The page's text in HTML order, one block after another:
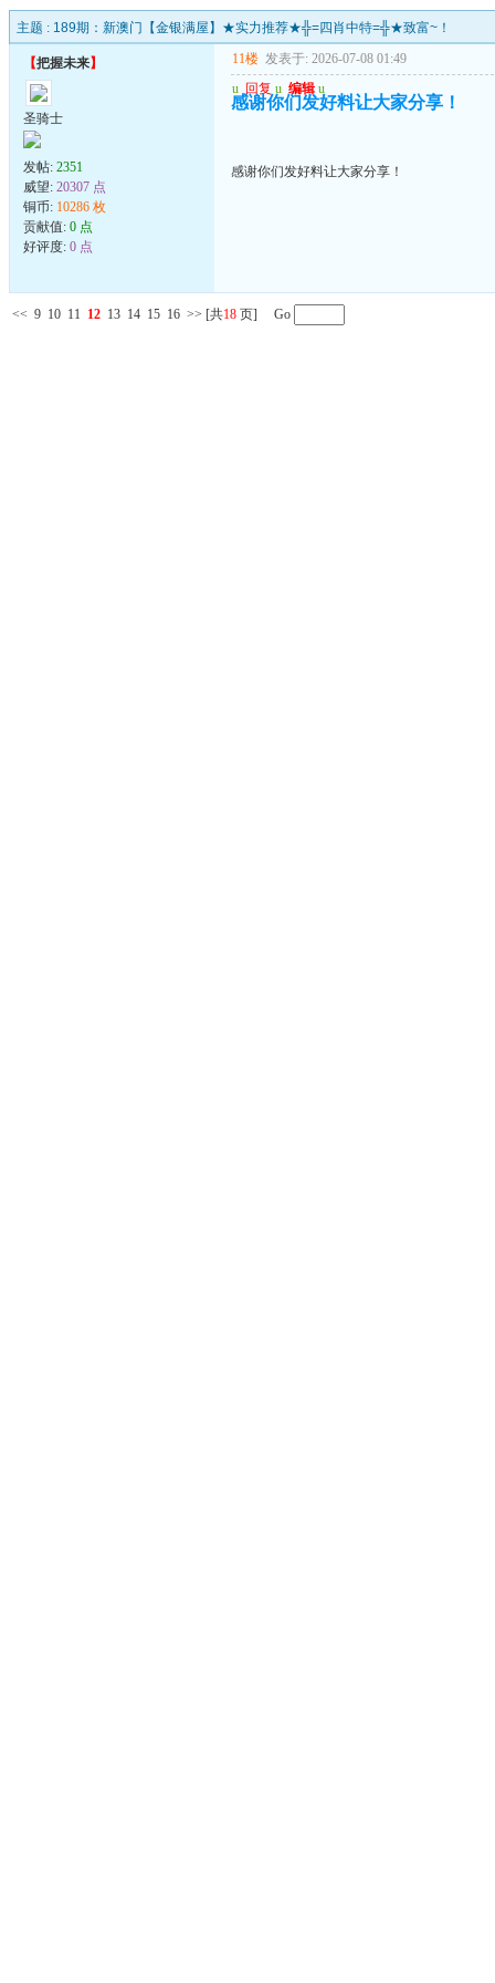
主题 : 189期：新澳门【金银满屋】★实力推荐★╬=四肖中特=╬★致富~！
【把握未来】
圣骑士
发帖: 2351
威望: 20307 点
铜币: 10286 枚
贡献值: 0 点
好评度: 0 点
11楼 发表于: 2026-07-08 01:49
u 回复 u 编辑 u
感谢你们发好料让大家分享！
感谢你们发好料让大家分享！
<< 9 10 11 12 13 14 15 16 >> [共18 页] Go